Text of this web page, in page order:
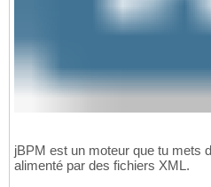
jBPM est un moteur que tu mets
alimenté par des fichiers XML.